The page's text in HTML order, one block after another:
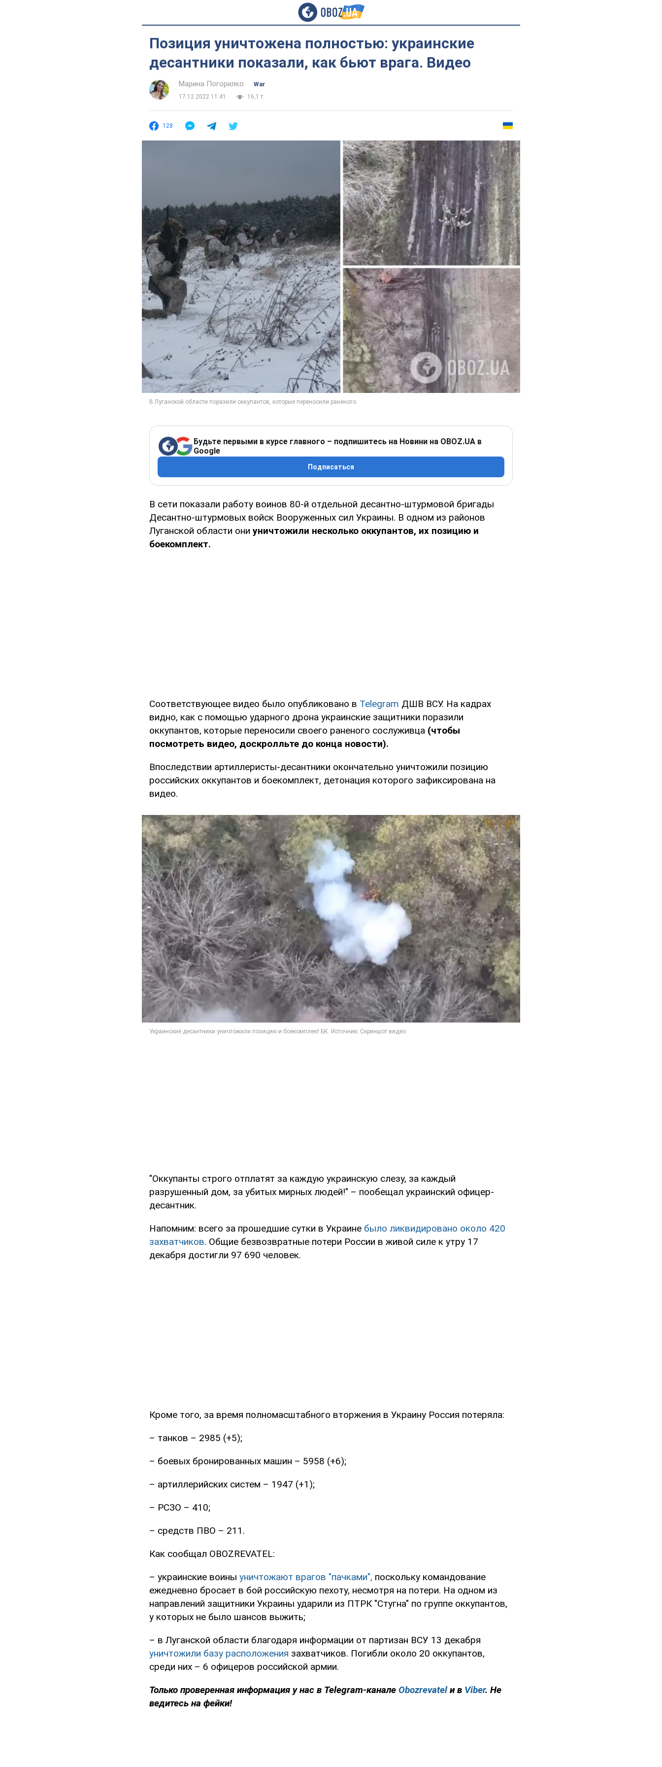
Позиция уничтожена полностью: украинские
десантники показали, как бьют врага. Видео
Марина Погорилко
War
17.12.2022 11:41
16,1 т.
128
Будьте первыми в курсе главного – подпишитесь на Новини на OBOZ.UA в
Google
Подписаться
В сети показали работу воинов 80-й отдельной десантно-штурмовой бригады
Десантно-штурмовых войск Вооруженных сил Украины. В одном из районов
Луганской области они уничтожили несколько оккупантов, их позицию и
боекомплект.
Соответствующее видео было опубликовано в Telegram ДШВ ВСУ. На кадрах
видно, как с помощью ударного дрона украинские защитники поразили
оккупантов, которые переносили своего раненого сослуживца (чтобы
посмотреть видео, доскролльте до конца новости).
Впоследствии артиллеристы-десантники окончательно уничтожили позицию
российских оккупантов и боекомплект, детонация которого зафиксирована на
видео.
"Оккупанты строго отплатят за каждую украинскую слезу, за каждый
разрушенный дом, за убитых мирных людей!" – пообещал украинский офицер-
десантник.
Напомним: всего за прошедшие сутки в Украине было ликвидировано около 420
захватчиков. Общие безвозвратные потери России в живой силе к утру 17
декабря достигли 97 690 человек.
Кроме того, за время полномасштабного вторжения в Украину Россия потеряла:
– танков – 2985 (+5);
– боевых бронированных машин – 5958 (+6);
– артиллерийских систем – 1947 (+1);
– РСЗО – 410;
– средств ПВО – 211.
Как сообщал OBOZREVATEL:
– украинские воины уничтожают врагов "пачками", поскольку командование
ежедневно бросает в бой российскую пехоту, несмотря на потери. На одном из
направлений защитники Украины ударили из ПТРК "Стугна" по группе оккупантов,
у которых не было шансов выжить;
– в Луганской области благодаря информации от партизан ВСУ 13 декабря
уничтожили базу расположения захватчиков. Погибли около 20 оккупантов,
среди них – 6 офицеров российской армии.
Только проверенная информация у нас в Telegram-канале Obozrevatelи в Viber. Не
ведитесь на фейки!